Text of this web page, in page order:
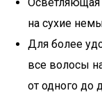
на сухие
Для более
все волосы
от одного до